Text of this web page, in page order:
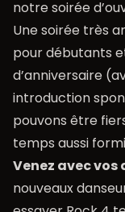
notre soirée
Une soirée très
pour débutants
d’anniversaire
introduction
pouvons être
temps aussi
Venez avec
nouveaux